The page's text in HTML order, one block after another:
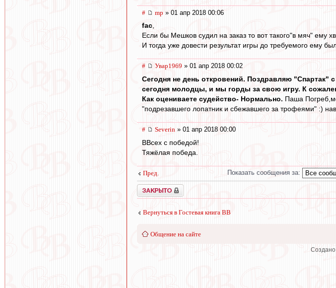
# mp » 01 апр 2018 00:06
fac,
Если бы Мешков судил на заказ то вот такого"в мяч" ему
И тогда уже довести результат игры до требуемого ему
# Увар1969 » 01 апр 2018 00:02
Сегодня не день откровений. Поздравляю "Спартак"
сегодня молодцы, и мы горды за свою игру. К
Как оцениваете судейство- Нормально. Паша
"подрезавшего лопатник и сбежавшего за трофеями" :)
# Severin » 01 апр 2018 00:00
ВВсех с победой!
Тяжёлая победа.
Пред. Показать сообщения за:
Закрыто
Вернуться в Гостевая книга ВВ
Общение на сайте